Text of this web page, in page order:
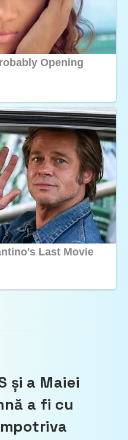
și a Maiei
a fi cu